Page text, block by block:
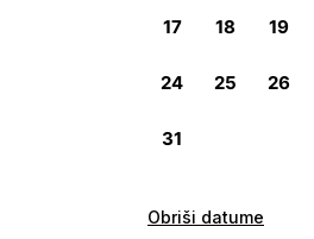
Obriši datume